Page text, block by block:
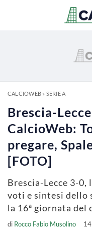
CALCIOWEB» SERIE A
Brescia-
CalcioWeb:
pregare,
[FOTO]
Brescia-Lecce 3-0,
voti e sintesi dello
la 16ª giornata del
di Rocco Fabio Musolino